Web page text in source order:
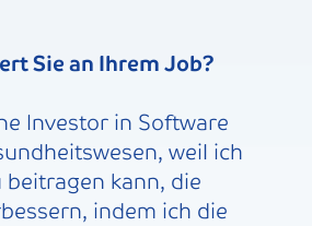
Sie an Ihrem Job?
Investor in Software
weil ich
beitragen kann, die
indem ich die